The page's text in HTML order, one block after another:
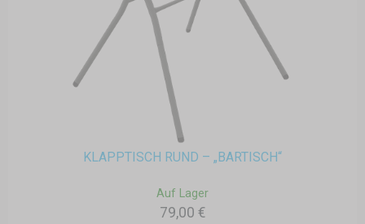
KLAPPTISCH RUND – „BARTISCH“
Auf Lager
79,00 €